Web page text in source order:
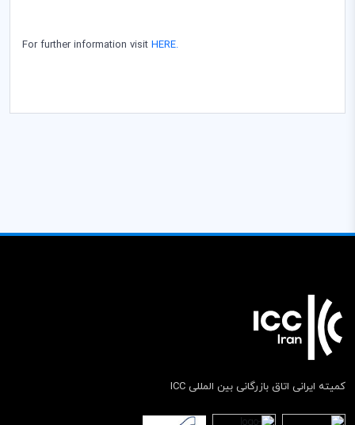
For further information visit HERE.
کمیته ایرانی اتاق بازرگانی بین المللی ICC